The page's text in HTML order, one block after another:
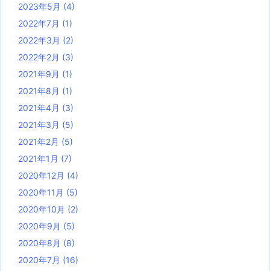
2023年5月 (4)
2022年7月 (1)
2022年3月 (2)
2022年2月 (3)
2021年9月 (1)
2021年8月 (1)
2021年4月 (3)
2021年3月 (5)
2021年2月 (5)
2021年1月 (7)
2020年12月 (4)
2020年11月 (5)
2020年10月 (2)
2020年9月 (5)
2020年8月 (8)
2020年7月 (16)